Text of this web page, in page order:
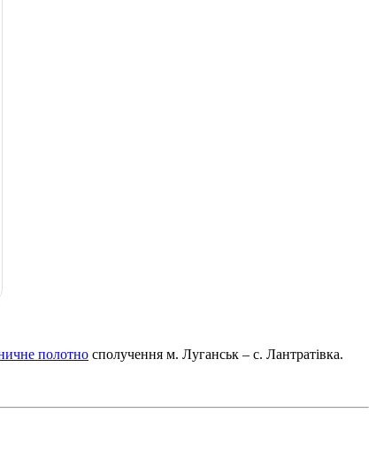
полотно сполучення м. Луганськ – с. Лантратівка.